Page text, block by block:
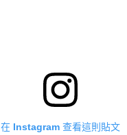
在 Instagram 查看這則貼文